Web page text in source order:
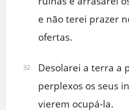
e não terei prazer
ofertas.
32
Desolarei a terra a
perplexos os seus
vierem ocupá-la.